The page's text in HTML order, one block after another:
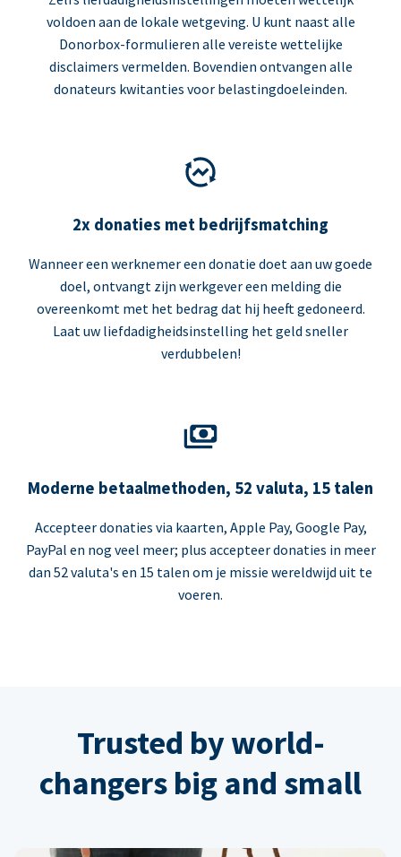
voldoen aan de lokale wetgeving. U kunt naast alle
Donorbox-formulieren alle vereiste wettelijke
disclaimers vermelden. Bovendien ontvangen alle
donateurs kwitanties voor belastingdoeleinden.
2x donaties met bedrijfsmatching
Wanneer een werknemer een donatie doet aan uw goede
doel, ontvangt zijn werkgever een melding die
overeenkomt met het bedrag dat hij heeft gedoneerd.
Laat uw liefdadigheidsinstelling het geld sneller
verdubbelen!
Moderne betaalmethoden, 52 valuta, 15 talen
Accepteer donaties via kaarten, Apple Pay, Google Pay,
PayPal en nog veel meer; plus accepteer donaties in meer
dan 52 valuta's en 15 talen om je missie wereldwijd uit te
voeren.
Trusted by world-
changers big and small